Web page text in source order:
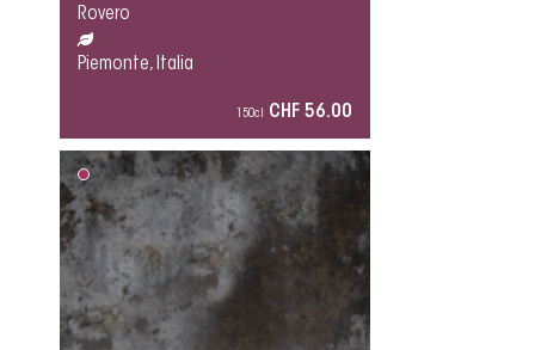
Rovero
Piemonte, Italia
150cl CHF 56.00